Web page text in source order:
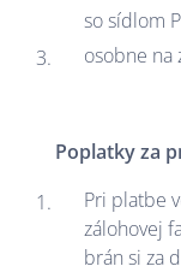
so sídlom
osobne na
Poplatky za
Pri platbe
zálohovej
brán si za